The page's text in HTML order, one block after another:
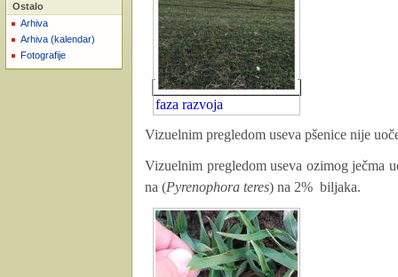
Ostalo
Arhiva
Arhiva (kalendar)
Fotografije
faza razvoja
Vizuelnim pregledom useva pšenice nije
Vizuelnim pregledom useva ozimog ječma
na (Pyrenophora teres) na 2% biljaka.